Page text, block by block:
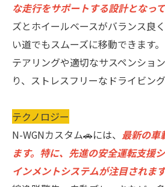
な走行をサポートする設計となって
ズとホイールベースがバランス良
い道でもスムーズに移動できます
テアリングや適切なサスペンショ
り、ストレスフリーなドライビング
テクノロジー
N-WGNカスタム🚗には、 最新の車
ます。特に、先進の安全運転支援
インメントシステムが注目されます